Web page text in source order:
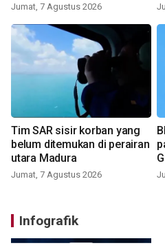
Jumat, 7 Agustus 2026
Tim SAR sisir korban yang
belum ditemukan di perairan
utara Madura
Jumat, 7 Agustus 2026
Infografik